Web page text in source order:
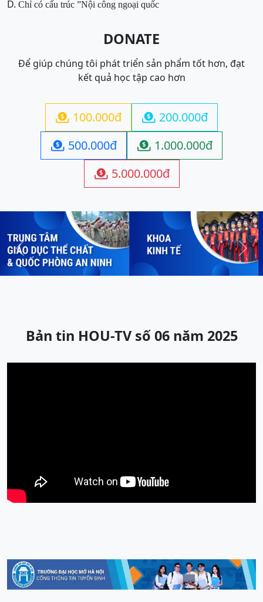
D. Chỉ có cấu trúc ”Nội công ngoại quốc
DONATE
Để giúp chúng tôi phát triển sản phẩm tốt hơn, đạt
kết quả học tập cao hơn
 100.000đ  200.000đ
 500.000đ  1.000.000đ
 5.000.000đ
Previous Next
Bản tin HOU-TV số 06 năm 2025